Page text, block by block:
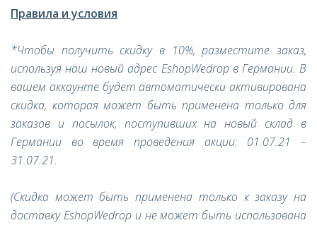
Правила и условия
*Чтобы получить скидку в 10%, разместите заказ,
используя наш новый адрес EshopWedrop в Германии. В
вашем аккаунте будет автоматически активирована
скидка, которая может быть применена только для
заказов и посылок, поступивших на новый склад в
Германии во время проведения акции: 01.07.21 –
31.07.21.
(Скидка может быть применена только к заказу на
доставку EshopWedrop и не может быть использована